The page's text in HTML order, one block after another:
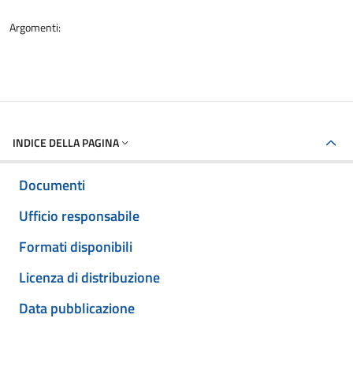
Argomenti:
INDICE DELLA PAGINA
Documenti
Ufficio responsabile
Formati disponibili
Licenza di distribuzione
Data pubblicazione